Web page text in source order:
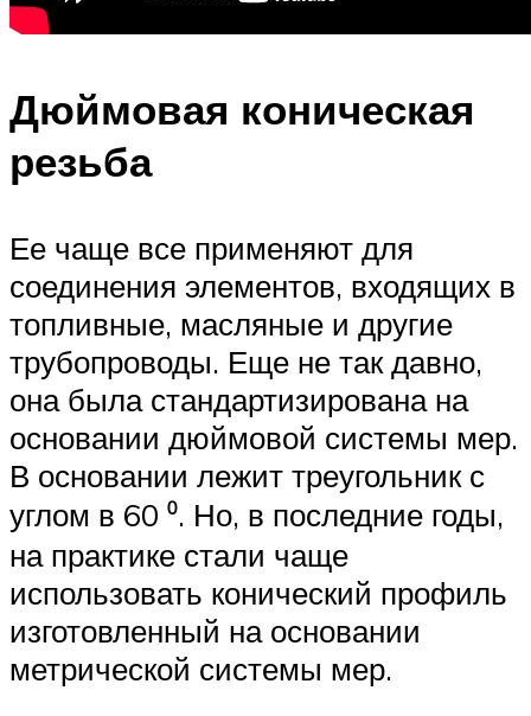
Дюймовая коническая
резьба
Ее чаще все применяют для
соединения элементов, входящих в
топливные, масляные и другие
трубопроводы. Еще не так давно,
она была стандартизирована на
основании дюймовой системы мер.
В основании лежит треугольник с
углом в 60 ⁰. Но, в последние годы,
на практике стали чаще
использовать конический профиль
изготовленный на основании
метрической системы мер.